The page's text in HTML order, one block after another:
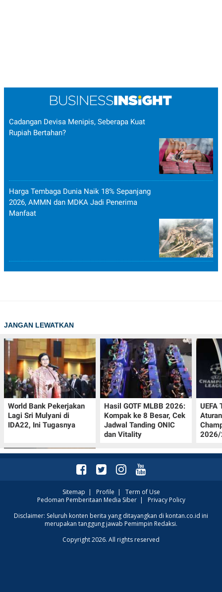
Cadangan Devisa Menipis, Seberapa Kuat
Rupiah Bertahan?
Harga Tembaga Dunia Naik 18% Sepanjang
2026, AMMN dan MDKA Jadi Penerima
Manfaat
JANGAN LEWATKAN
World Bank Pekerjakan
Lagi Sri Mulyani di
IDA22, Ini Tugasnya
Hasil GOTF MLBB 2026:
Kompak ke 8 Besar, Cek
Jadwal Tanding ONIC
dan Vitality
UEFA
2026/
Jadwal Persija vs Arema
FC Perebutan Juara 3
Sitemap | Profile | Term of Use
Pedoman Pemberitaan Media Siber| Privacy Policy
Disclaimer: Seluruh konten berita yang ditayangkan di kontan.co.id ini
merupakan tanggung jawab Pemimpin Redaksi.
Copyright 2026. All rights reserved